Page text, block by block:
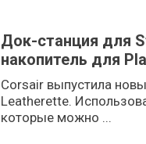
Док-станция для
накопитель для
от Razer
Corsair выпустила
Leatherette.
которые можно ...